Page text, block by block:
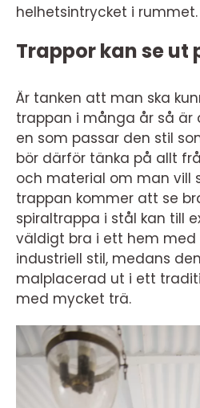
helhetsintrycket i rummet.
Trappor kan se ut
Är tanken att man ska
trappan i många år så
en som passar den stil
bör därför tänka på allt
och material om man vill
trappan kommer att se
spiraltrappa i stål kan till
väldigt bra i ett hem med
industriell stil, medans
malplacerad ut i ett
med mycket trä.